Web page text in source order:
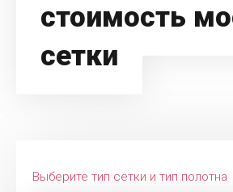
стоимость
сетки
Выберите тип сетки и тип полотна